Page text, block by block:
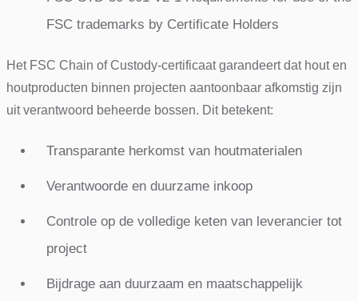
FSC trademarks by Certificate Holders
Het FSC Chain of Custody-certificaat garandeert dat hout en
houtproducten binnen projecten aantoonbaar afkomstig zijn
uit verantwoord beheerde bossen. Dit betekent:
Transparante herkomst van houtmaterialen
Verantwoorde en duurzame inkoop
Controle op de volledige keten van leverancier tot
project
Bijdrage aan duurzaam en maatschappelijk